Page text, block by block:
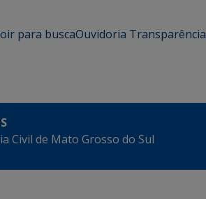
ir para buscaOuvidoria Transparência
Civil de Mato Grosso do Sul